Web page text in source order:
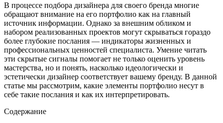
В процессе подбора дизайнера для своего бренда многие
обращают внимание на его портфолио как на главный
источник информации. Однако за внешним обликом и
набором реализованных проектов могут скрываться гораздо
более глубокие послания — индикаторы жизненных и
профессиональных ценностей специалиста. Умение читать
эти скрытые сигналы помогает не только оценить уровень
мастерства, но и понять, насколько идеологически и
эстетически дизайнер соответствует вашему бренду. В данной
статье мы рассмотрим, какие элементы портфолио несут в
себе такие послания и как их интерпретировать.
Содержание